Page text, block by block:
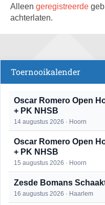
Alleen geregistreerde
achterlaten.
Toernooikalender
Oscar Romero Open
+ PK NHSB
14 augustus 2026 · Hoorn
Oscar Romero Open
+ PK NHSB
15 augustus 2026 · Hoorn
Zesde Bomans
16 augustus 2026 · Haarlem